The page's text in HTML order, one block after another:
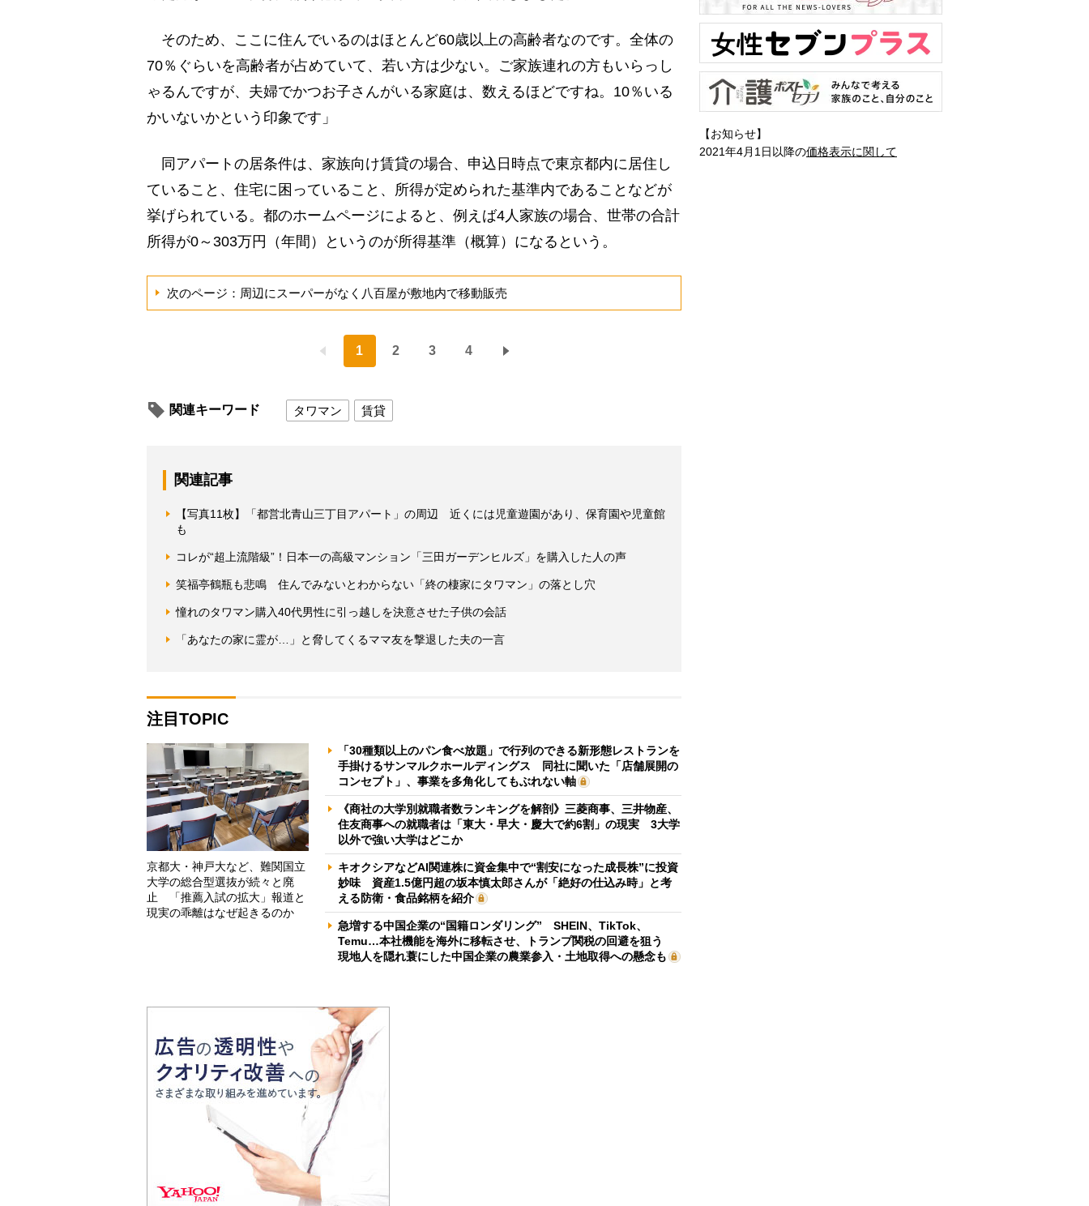
そのため、ここに住んでいるのはほとんど60歳以上の高齢者なのです。全体の
70％ぐらいを高齢者が占めていて、若い方は少ない。ご家族連れの方もいらっし
ゃるんですが、夫婦でかつお子さんがいる家庭は、数えるほどですね。10％いる
かいないかという印象です」
同アパートの居条件は、家族向け賃貸の場合、申込日時点で東京都内に居住し
ていること、住宅に困っていること、所得が定められた基準内であることなどが
挙げられている。都のホームページによると、例えば4人家族の場合、世帯の合計
所得が0～303万円（年間）というのが所得基準（概算）になるという。
次のページ：周辺にスーパーがなく八百屋が敷地内で移動販売
1 2 3 4
関連キーワード タワマン 賃貸
関連記事
【写真11枚】「都営北青山三丁目アパート」の周辺 近くには児童遊園があり、保育園や児童館
も
コレが“超上流階級”！日本一の高級マンション「三田ガーデンヒルズ」を購入した人の声
笑福亭鶴瓶も悲鳴 住んでみないとわからない「終の棲家にタワマン」の落とし穴
憧れのタワマン購入40代男性に引っ越しを決意させた子供の会話
「あなたの家に霊が…」と脅してくるママ友を撃退した夫の一言
注目TOPIC
京都大・神戸大など、難関国立
大学の総合型選抜が続々と廃
止 「推薦入試の拡大」報道と
現実の乖離はなぜ起きるのか
「30種類以上のパン食べ放題」で行列のできる新形態レストランを
手掛けるサンマルクホールディングス 同社に聞いた「店舗展開の
コンセプト」、事業を多角化してもぶれない軸
《商社の大学別就職者数ランキングを解剖》三菱商事、三井物産、
住友商事への就職者は「東大・早大・慶大で約6割」の現実 3大学
以外で強い大学はどこか
キオクシアなどAI関連株に資金集中で“割安になった成長株”に投資
妙味 資産1.5億円超の坂本慎太郎さんが「絶好の仕込み時」と考
える防衛・食品銘柄を紹介
急増する中国企業の“国籍ロンダリング” SHEIN、TikTok、
Temu…本社機能を海外に移転させ、トランプ関税の回避を狙う
現地人を隠れ蓑にした中国企業の農業参入・土地取得への懸念も
【お知らせ】
2021年4月1日以降の価格表示に関して